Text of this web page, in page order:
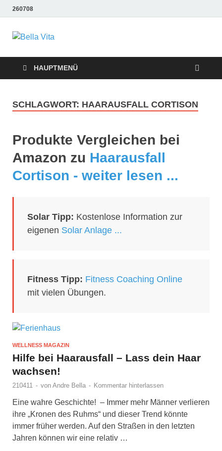
260708
Bella Vita
Wellness Fitness
Tipps
Tipps
HAUPTMENÜ
SCHLAGWORT: HAARAUSFALL CORTISON
Produkte Vergleichen bei
Amazon zu Haarausfall
Cortison - weiter lesen ...
Solar Tipp: Kostenlose Information zur
eigenen Solar Anlage ...
Fitness Tipp: Fitness Coaching Online
mit vielen Übungen.
WELLNESS MAGAZIN
Hilfe bei Haarausfall – Lass dein Haar
wachsen!
210411 - von Andre Bella - Kommentar hinterlassen
Eine wahre Geschichte! – Immer mehr Männer verlieren
ihre „Kronen des Ruhms“ und dieser Trend könnte
immer früher werden. Auf den Straßen in den letzten
Jahren können wir eine relativ …